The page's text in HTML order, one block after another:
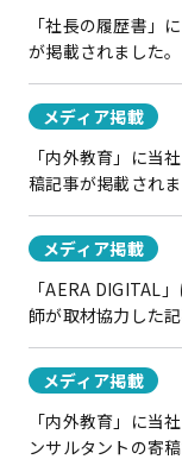
「社長の履歴書」
が掲載されました。
メディア掲載
「内外教育」に当
稿記事が掲載されま
メディア掲載
「AERA DIGITAL
師が取材協力した
メディア掲載
「内外教育」に当
ンサルタントの寄